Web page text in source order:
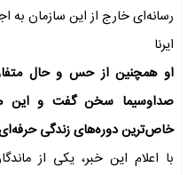
رسانه‌ای خارج از این سازمان به
ایرنا
او همچنین از حس و حال
صداوسیما سخن گفت و این
خاص‌ترین دوره‌های زندگی
با اعلام این خبر، یکی از